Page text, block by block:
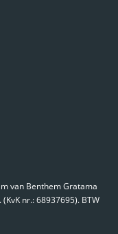
van Benthem Gratama
nr.: 68937695). BTW